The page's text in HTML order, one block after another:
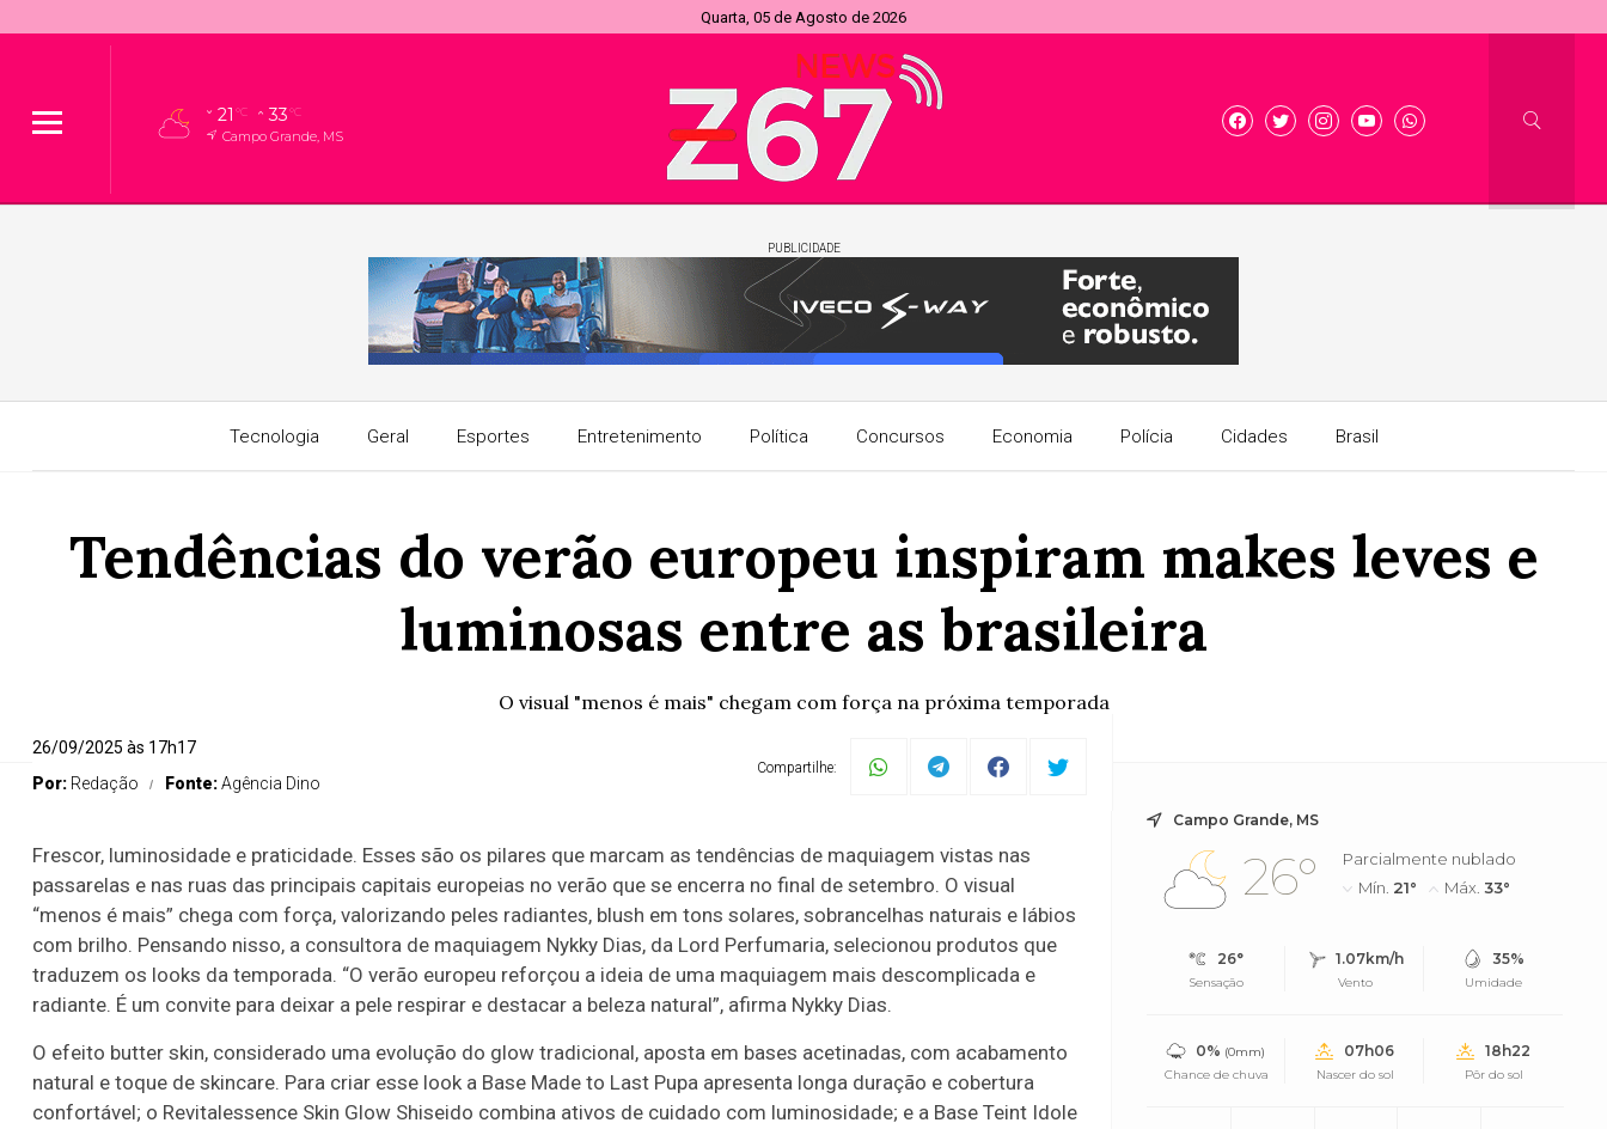
Quarta, 05 de Agosto de 2026
21 °C 33°C
Campo Grande, MS
PUBLICIDADE
Tecnologia Geral Esportes Entretenimento Política Concursos Economia Polícia Cidades Brasil
Tendências do verão europeu inspiram makes leves e
luminosas entre as brasileira
O visual "menos é mais" chegam com força na próxima temporada
26/09/2025 às 17h17
Por: Redação Fonte:Agência Dino
Compartilhe:
Frescor, luminosidade e praticidade. Esses são os pilares que marcam as tendências de maquiagem vistas nas
passarelas e nas ruas das principais capitais europeias no verão que se encerra no final de setembro. O visual
“menos é mais” chega com força, valorizando peles radiantes, blush em tons solares, sobrancelhas naturais e lábios
com brilho. Pensando nisso, a consultora de maquiagem Nykky Dias, da Lord Perfumaria, selecionou produtos que
traduzem os looks da temporada. “O verão europeu reforçou a ideia de uma maquiagem mais descomplicada e
radiante. É um convite para deixar a pele respirar e destacar a beleza natural”, afirma Nykky Dias.
O efeito butter skin, considerado uma evolução do glow tradicional, aposta em bases acetinadas, com acabamento
natural e toque de skincare. Para criar esse look a Base Made to Last Pupa apresenta longa duração e cobertura
confortável; o Revitalessence Skin Glow Shiseido combina ativos de cuidado com luminosidade; e a Base Teint Idole
Campo Grande, MS
26°
Parcialmente nublado
Mín. 21° Máx.33°
26°
Sensação
1.07km/h
Vento
35%
Umidade
0% (0mm)
Chance de chuva
07h06
Nascer do sol
18h22
Pôr do sol